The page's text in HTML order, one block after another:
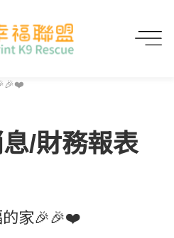
/財務報表
的家🎉🎉❤️